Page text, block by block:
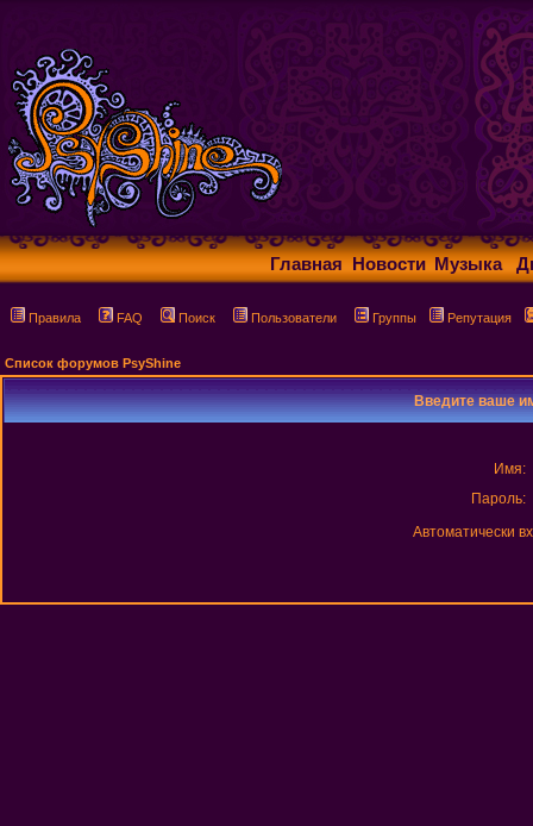
Главная Новости Музыка
Правила FAQ Поиск Пользователи Группы Репутация
Список форумов PsyShine
Введите ваше
Имя:
Пароль:
Автоматически